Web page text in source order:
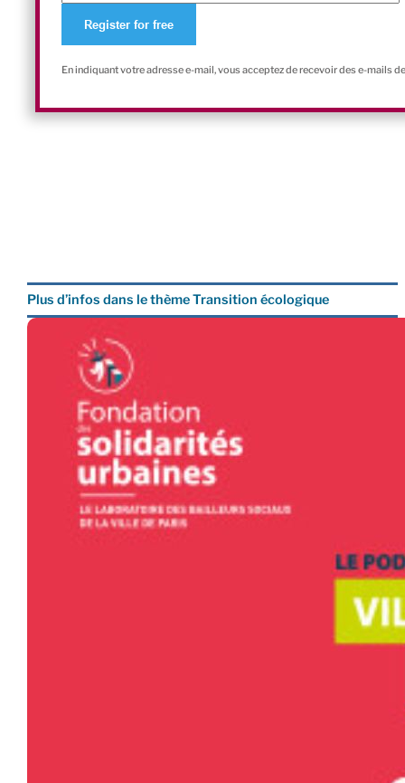
En indiquant votre adresse e-mail, vous acceptez de recevoir des e-mails
Plus d’infos dans le thème Transition écologique